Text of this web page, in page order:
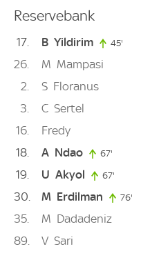
Reservebank
17 B Yildirim 45'
26 M Mampasi
2
S Floranus
3
C Sertel
16
Fredy
18
A Ndao 67'
19 U Akyol 67'
30 M Erdilman 76'
35 M Dadadeniz
89
V Sari